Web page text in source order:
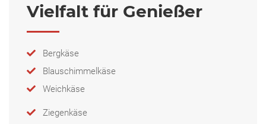
Vielfalt für Genießer
Bergkäse
Blauschimmelkäse
Weichkäse
Ziegenkäse